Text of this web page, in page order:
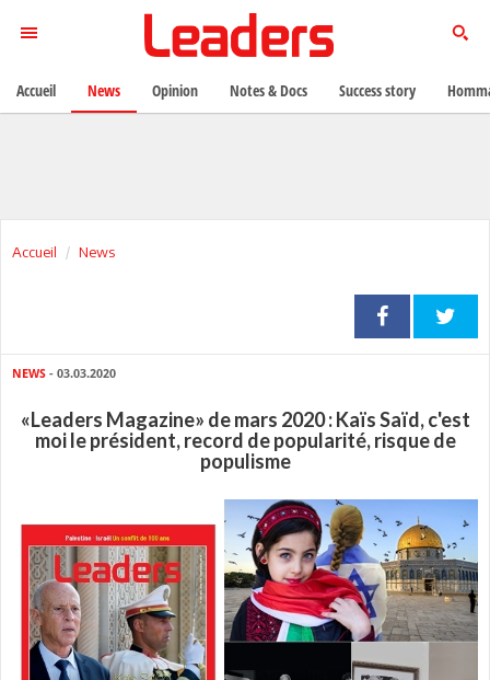
Accueil News
NEWS - 03.03.2020
«Leaders Magazine» de mars 2020 : Kaïs Saïd, c'est
moi le président, record de popularité, risque de
populisme
Accueil News Opinion Notes & Docs Success story